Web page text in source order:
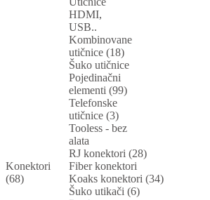
HDMI,
USB..
Kombinovane
utičnice (18)
Šuko utičnice
Pojedinačni
elementi (99)
Telefonske
utičnice (3)
Tooless - bez
alata
Konektori
(68)
RJ konektori (28)
Fiber konektori
Koaks konektori (34)
Šuko utikači (6)